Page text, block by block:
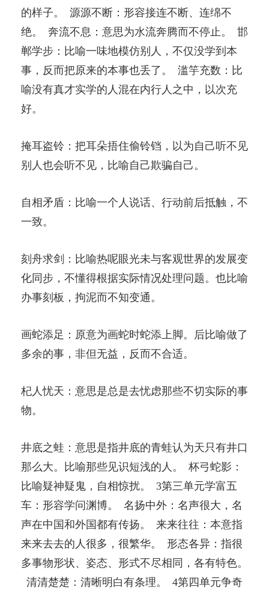
的样子。 源源不断：形容接连不断、连绵不
绝。 奔流不息：意思为水流奔腾而不停止。 邯
郸学步：比喻一味地模仿别人，不仅没学到本
事，反而把原来的本事也丢了。 滥竽充数：比
喻没有真才实学的人混在内行人之中，以次充
好。
掩耳盗铃：把耳朵捂住偷铃铛，以为自己听不见
别人也会听不见，比喻自己欺骗自己。
自相矛盾：比喻一个人说话、行动前后抵触，不
一致。
刻舟求剑：比喻热呢眼光未与客观世界的发展变
化同步，不懂得根据实际情况处理问题。也比喻
办事刻板，拘泥而不知变通。
画蛇添足：原意为画蛇时蛇添上脚。后比喻做了
多余的事，非但无益，反而不合适。
杞人忧天：意思是总是去忧虑那些不切实际的事
物。
井底之蛙：意思是指井底的青蛙认为天只有井口
那么大。比喻那些见识短浅的人。 杯弓蛇影：
比喻疑神疑鬼，自相惊扰。 3第三单元学富五
车：形容学问渊博。 名扬中外：名声很大，名
声在中国和外国都有传扬。 来来往往：本意指
来来去去的人很多，很繁华。 形态各异：指很
多事物形状、姿态、形式不尽相同，各有特色。
清清楚楚：清晰明白有条理。 4第四单元争奇